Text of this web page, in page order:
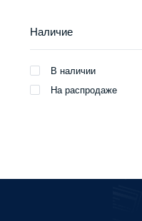
Наличие
В наличии
На распродаже